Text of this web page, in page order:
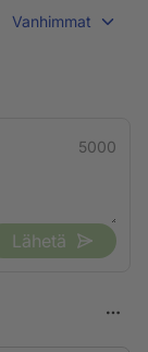
Vanhimmat
5000
Lähetä